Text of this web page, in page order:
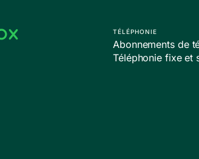
TÉLÉPHONIE
Abonnements de
Téléphonie fixe et